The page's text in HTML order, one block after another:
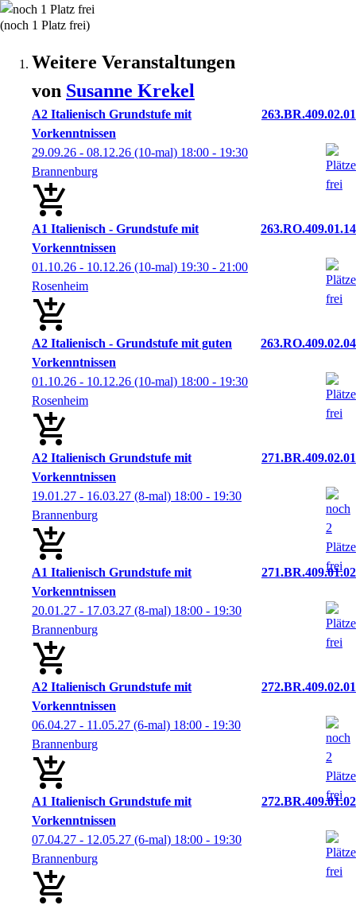
(noch 1 Platz frei)
Weitere Veranstaltungen
von Susanne Krekel
A2 Italienisch Grundstufe mit
Vorkenntnissen
263.BR.409.02.01
29.09.26 - 08.12.26 (10-mal) 18:00 - 19:30
Brannenburg
A1 Italienisch - Grundstufe mit
Vorkenntnissen
263.RO.409.01.14
01.10.26 - 10.12.26 (10-mal) 19:30 - 21:00
Rosenheim
A2 Italienisch - Grundstufe mit guten
Vorkenntnissen
263.RO.409.02.04
01.10.26 - 10.12.26 (10-mal) 18:00 - 19:30
Rosenheim
A2 Italienisch Grundstufe mit
Vorkenntnissen
271.BR.409.02.01
19.01.27 - 16.03.27 (8-mal) 18:00 - 19:30
Brannenburg
A1 Italienisch Grundstufe mit
Vorkenntnissen
271.BR.409.01.02
20.01.27 - 17.03.27 (8-mal) 18:00 - 19:30
Brannenburg
A2 Italienisch Grundstufe mit
Vorkenntnissen
272.BR.409.02.01
06.04.27 - 11.05.27 (6-mal) 18:00 - 19:30
Brannenburg
A1 Italienisch Grundstufe mit
Vorkenntnissen
272.BR.409.01.02
07.04.27 - 12.05.27 (6-mal) 18:00 - 19:30
Brannenburg